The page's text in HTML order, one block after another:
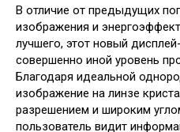
В отличие от предыдущих
изображения и
лучшего, этот новый
совершенно иной уровень
Благодаря идеальной
изображение на линзе
разрешением и широким
пользователь видит